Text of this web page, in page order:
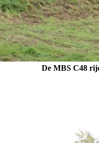
De MBS C48